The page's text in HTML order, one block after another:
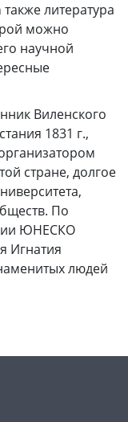
также литература
можно
научной
Виленского
1831 г.,
стране, долгое
По
ЮНЕСКО
Игнатия
людей